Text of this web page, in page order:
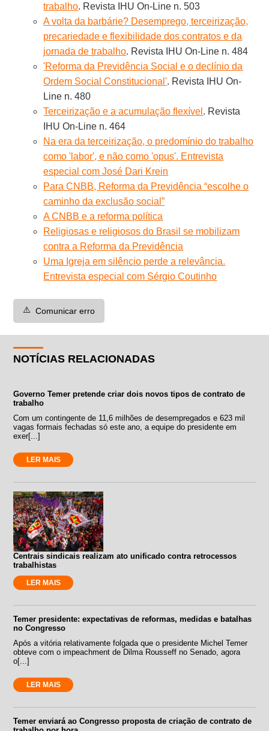
trabalho. Revista IHU On-Line n. 503
A volta da barbárie? Desemprego, terceirização,
precariedade e flexibilidade dos contratos e da
jornada de trabalho. Revista IHU On-Line n. 484
'Reforma da Previdência Social e o declínio da
Ordem Social Constitucional'. Revista IHU On-
Line n. 480
Terceirização e a acumulação flexível . Revista
IHU On-Line n. 464
Na era da terceirização, o predomínio do trabalho
como 'labor', e não como 'opus'. Entrevista
especial com José Dari Krein
Para CNBB, Reforma da Previdência “escolhe o
caminho da exclusão social”
A CNBB e a reforma política
Religiosas e religiosos do Brasil se mobilizam
contra a Reforma da Previdência
Uma Igreja em silêncio perde a relevância.
Entrevista especial com Sérgio Coutinho
⚠️ Comunicar erro
NOTÍCIAS RELACIONADAS
Governo Temer pretende criar dois novos tipos de contrato de
trabalho
Com um contingente de 11,6 milhões de desempregados e 623 mil
vagas formais fechadas só este ano, a equipe do presidente em
exer[...]
LER MAIS
Centrais sindicais realizam ato unificado contra retrocessos
trabalhistas
LER MAIS
Temer presidente: expectativas de reformas, medidas e batalhas
no Congresso
Após a vitória relativamente folgada que o presidente Michel Temer
obteve com o impeachment de Dilma Rousseff no Senado, agora
o[...]
LER MAIS
Temer enviará ao Congresso proposta de criação de contrato de